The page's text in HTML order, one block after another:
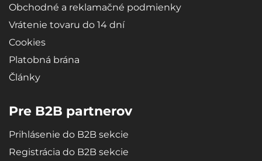
Obchodné a reklamačné podmienky
Vrátenie tovaru do 14 dní
Cookies
Platobná brána
Články
Pre B2B partnerov
Prihlásenie do B2B sekcie
Registrácia do B2B sekcie